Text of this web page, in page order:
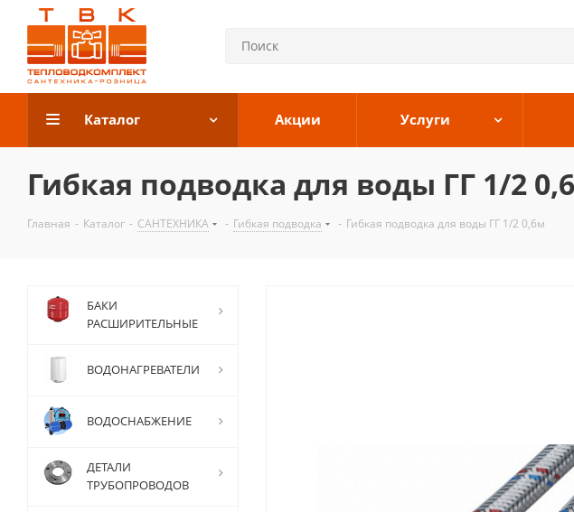
Каталог Акции Услуги
Гибкая подводка для воды ГГ 1/2
Главная - Каталог - САНТЕХНИКА - Гибкая подводка - Гибкая подводка для воды ГГ 1/2 0,6м
БАКИ
РАСШИРИТЕЛЬНЫЕ
ВОДОНАГРЕВАТЕЛИ
ВОДОСНАБЖЕНИЕ
ДЕТАЛИ
ТРУБОПРОВОДОВ